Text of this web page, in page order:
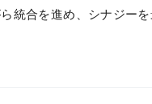
統合を進め、シナジー